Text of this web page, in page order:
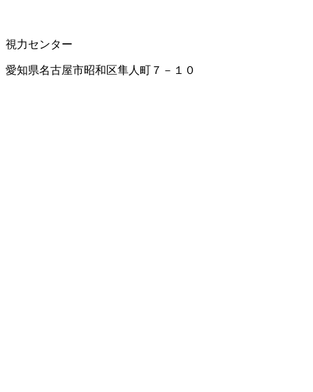
視力センター
愛知県名古屋市昭和区隼人町７－１０